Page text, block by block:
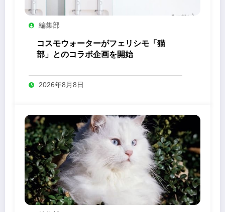
編集部
コスモウォーターがフェリシモ「猫
部」とのコラボ企画を開始
2026年8月8日